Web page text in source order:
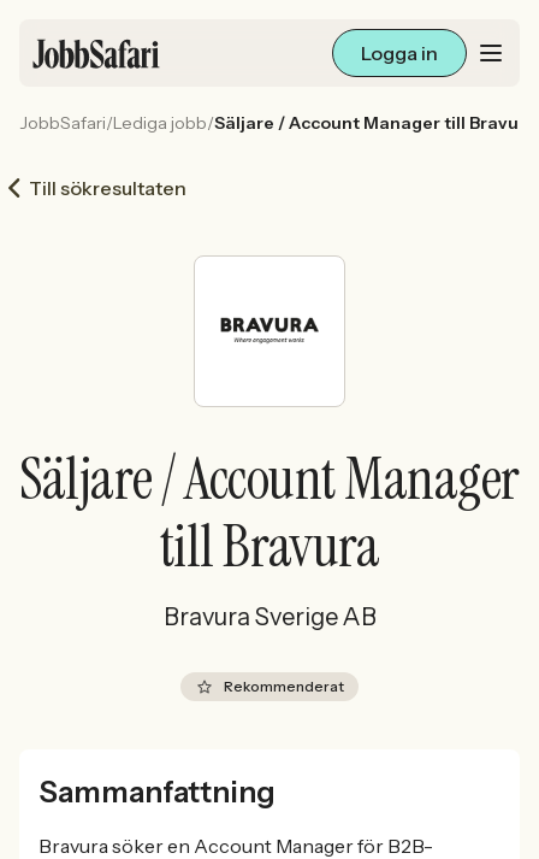
Logga in
Arbetsliv och karriär
För arbetsgivare
Sök med AI
Ny här? Skapa konto
JobbSafari/Lediga jobb/Säljare / Account Manager till Bravura
Till sökresultaten
Säljare / Account Manager
till Bravura
Bravura Sverige AB
Rekommenderat
Sammanfattning
Bravura söker en Account Manager för B2B-